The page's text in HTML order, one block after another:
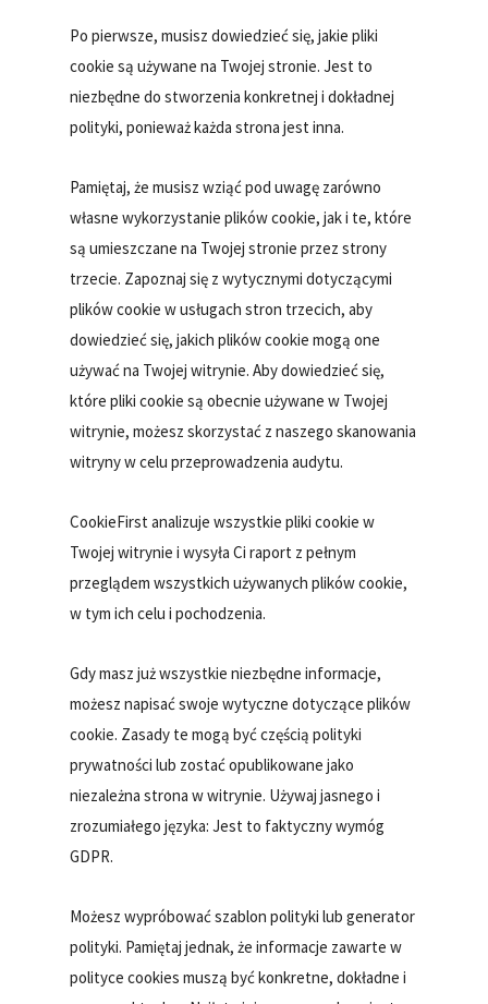
Po pierwsze, musisz dowiedzieć się, jakie pliki
cookie są używane na Twojej stronie. Jest to
niezbędne do stworzenia konkretnej i dokładnej
polityki, ponieważ każda strona jest inna.
Pamiętaj, że musisz wziąć pod uwagę zarówno
własne wykorzystanie plików cookie, jak i te, które
są umieszczane na Twojej stronie przez strony
trzecie. Zapoznaj się z wytycznymi dotyczącymi
plików cookie w usługach stron trzecich, aby
dowiedzieć się, jakich plików cookie mogą one
używać na Twojej witrynie. Aby dowiedzieć się,
które pliki cookie są obecnie używane w Twojej
witrynie, możesz skorzystać z naszego skanowania
witryny w celu przeprowadzenia audytu.
CookieFirst analizuje wszystkie pliki cookie w
Twojej witrynie i wysyła Ci raport z pełnym
przeglądem wszystkich używanych plików cookie,
w tym ich celu i pochodzenia.
Gdy masz już wszystkie niezbędne informacje,
możesz napisać swoje wytyczne dotyczące plików
cookie. Zasady te mogą być częścią polityki
prywatności lub zostać opublikowane jako
niezależna strona w witrynie. Używaj jasnego i
zrozumiałego języka: Jest to faktyczny wymóg
GDPR.
Możesz wypróbować szablon polityki lub generator
polityki. Pamiętaj jednak, że informacje zawarte w
polityce cookies muszą być konkretne, dokładne i